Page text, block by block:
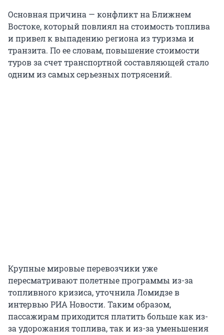
Основная причина — конфликт на Ближнем
Востоке, который повлиял на стоимость топлива
и привел к выпадению региона из туризма и
транзита. По ее словам, повышение стоимости
туров за счет транспортной составляющей стало
одним из самых серьезных потрясений.
Крупные мировые перевозчики уже
пересматривают полетные программы из-за
топливного кризиса, уточнила Ломидзе в
интервью РИА Новости. Таким образом,
пассажирам приходится платить больше как из-
за удорожания топлива, так и из-за уменьшения